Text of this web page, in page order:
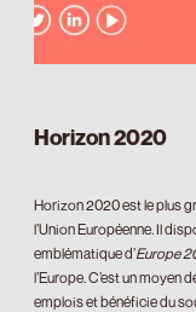
Horizon 2020
Horizon 2020 est le plus
l’Union Européenne. Il
emblématique d’Europe
l’Europe. C’est un
emplois et bénéficie du